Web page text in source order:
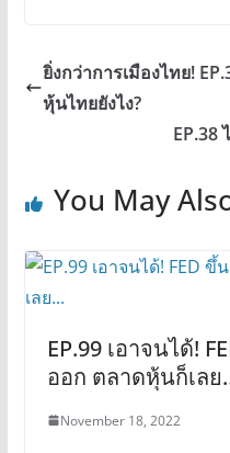
ยิ่งกว่าการเมืองไทย!
หุ้นไทยยังไง?
EP.38
You May
EP.99 เอาจนได้!
ออก ตลาดหุ้นก็เล
November 18, 2022